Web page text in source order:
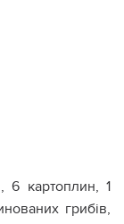
6 картоплин, 1
грибів,